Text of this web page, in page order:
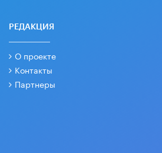
РЕДАКЦИЯ
О проекте
Контакты
Партнеры